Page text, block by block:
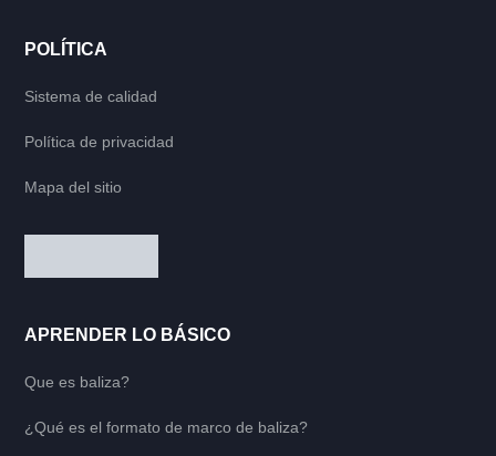
POLÍTICA
Sistema de calidad
Política de privacidad
Mapa del sitio
APRENDER LO BÁSICO
Que es baliza?
¿Qué es el formato de marco de baliza?